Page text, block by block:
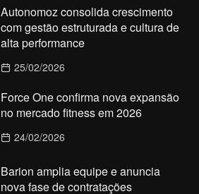
Autonomoz consolida crescimento
com gestão estruturada e cultura de
alta performance
25/02/2026
Force One confirma nova expansão
no mercado fitness em 2026
24/02/2026
Barion amplia equipe e anuncia
nova fase de contratações